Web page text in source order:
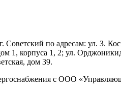
по адресам: ул. З.
1, корпуса 1, 2; ул.
дом 39.
с ООО